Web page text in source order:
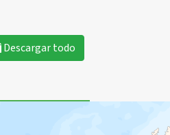
Descargar todo